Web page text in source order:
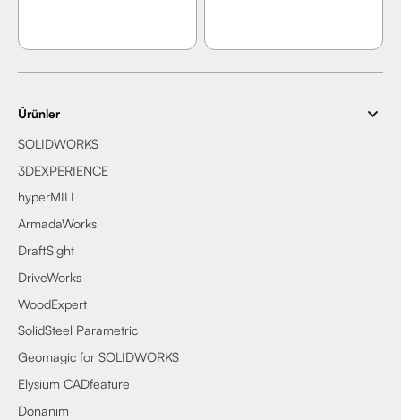
Ürünler
SOLIDWORKS
3DEXPERIENCE
hyperMILL
ArmadaWorks
DraftSight
DriveWorks
WoodExpert
SolidSteel Parametric
Geomagic for SOLIDWORKS
Elysium CADfeature
Donanım